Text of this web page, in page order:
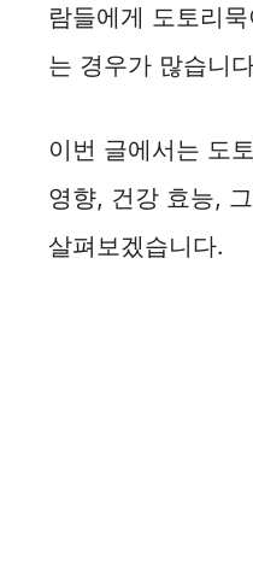
람들에게 도토리
는 경우가 많습니
이번 글에서는 도
영향, 건강 효능,
살펴보겠습니다.